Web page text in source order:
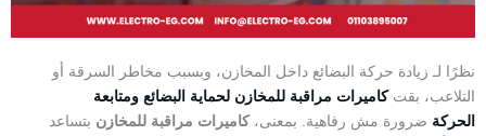
نظرًا لـ زيادة حركة البضائع داخل المخازن، وبسبب مخاطر السرقة أو
التلاعب، بقتكاميرات مراقبة للمخازن لحماية البضائع ومتابعة
الحركة ضرورة مش رفاهية. بمعنى،كاميرات مراقبة للمخازن بتساعد